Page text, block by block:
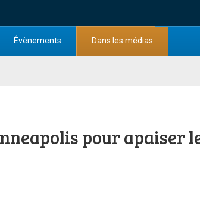
Évènements Dans les médias
pour apaiser